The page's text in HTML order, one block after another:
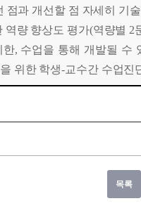
점과 개선할 점 자세히 기술
량 향상도 평가(역량별 2
, 수업을 통해 개발될 수
위한 학생-교수간 수업진